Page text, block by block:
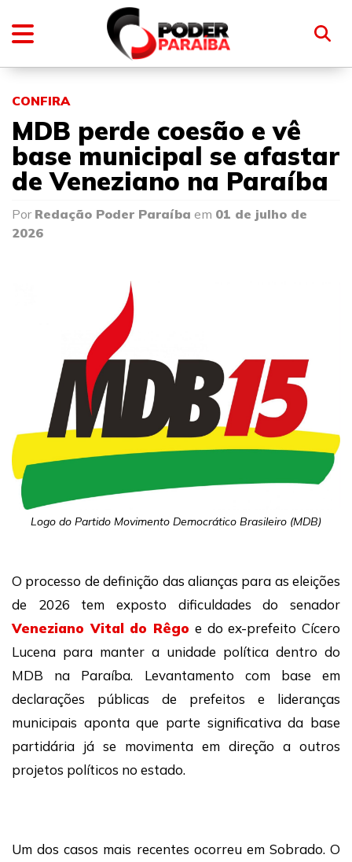
CONFIRA
MDB perde coesão e vê
base municipal se afastar
de Veneziano na Paraíba
Por Redação Poder Paraíba em 01 de julho de
2026
Logo do Partido Movimento Democrático Brasileiro (MDB)
O processo de definição das alianças para as eleições
de 2026 tem exposto dificuldades do senador
Veneziano Vital do Rêgo e do ex-prefeito Cícero
Lucena para manter a unidade política dentro do
MDB na Paraíba. Levantamento com base em
declarações públicas de prefeitos e lideranças
municipais aponta que parte significativa da base
partidária já se movimenta em direção a outros
projetos políticos no estado.
Um dos casos mais recentes ocorreu em Sobrado. O